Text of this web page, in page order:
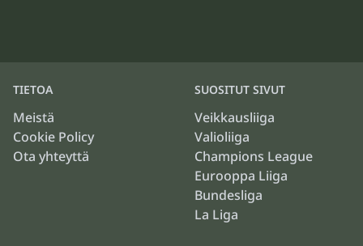
TIETOA
Meistä
Cookie Policy
Ota yhteyttä
SUOSITUT SIVUT
Veikkausliiga
Valioliiga
Champions League
Eurooppa Liiga
Bundesliga
La Liga